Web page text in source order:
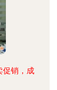
促销，成